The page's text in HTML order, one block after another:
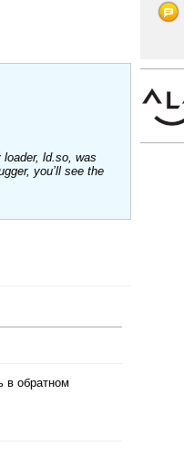
ld.so, was
you’ll see the
в обратном